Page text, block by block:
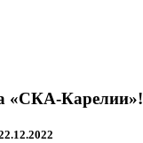
«СКА-Карелии»!